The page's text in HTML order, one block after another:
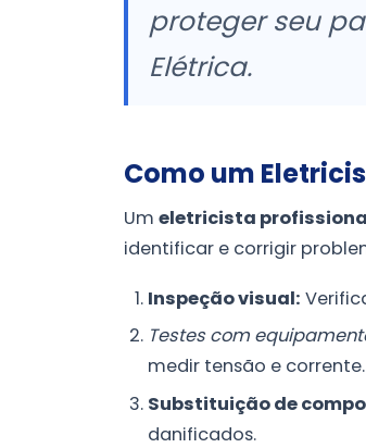
proteger seu
Elétrica.
Como um
Um eletricista
identificar e corrigir
Inspeção visual:
Testes com
medir tensão e corrente.
Substituição de
danificados.